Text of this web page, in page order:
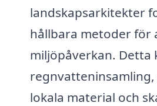
landskapsarkitekter
hållbara metoder för
miljöpåverkan. Detta
lokala material och